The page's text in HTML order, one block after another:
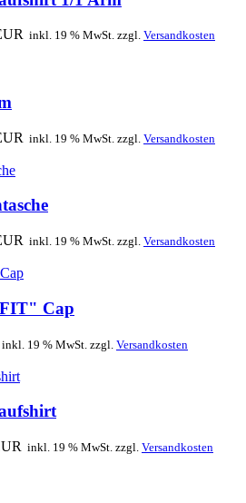
inkl. 19 % MwSt. zzgl. Versandkosten
inkl. 19 % MwSt. zzgl. Versandkosten
inkl. 19 % MwSt. zzgl. Versandkosten
Cap
inkl. 19 % MwSt. zzgl. Versandkosten
inkl. 19 % MwSt. zzgl. Versandkosten